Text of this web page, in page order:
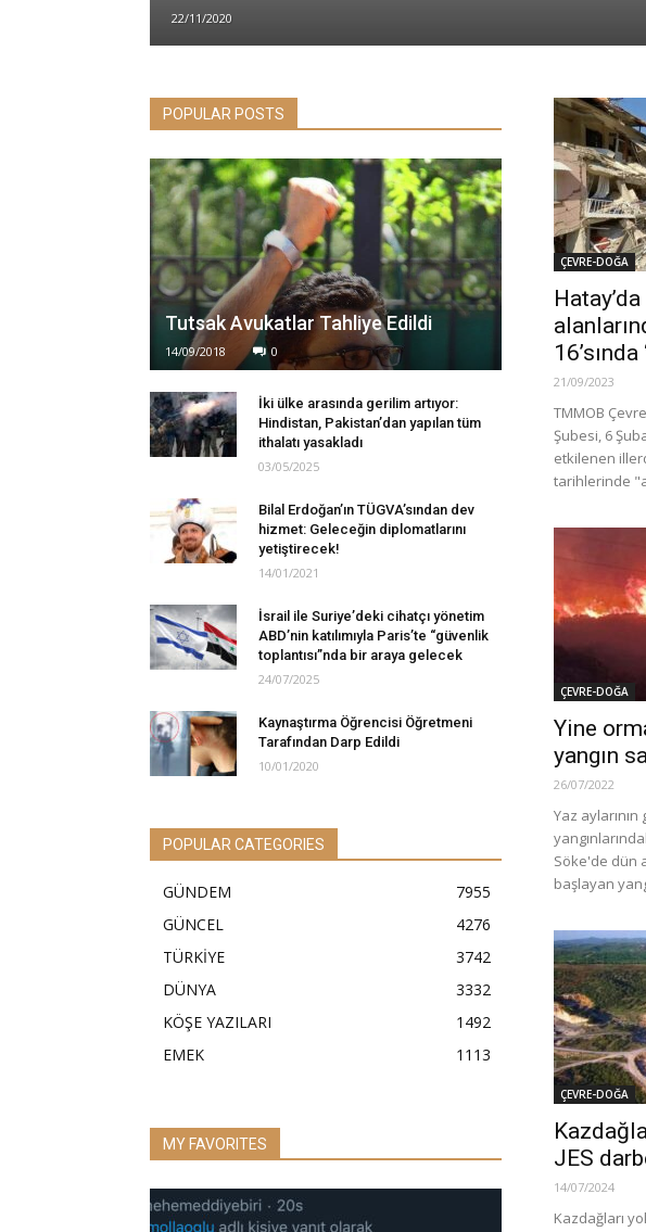
22/11/2020
ÇEVRE-DOĞA
16’sında
21/09/2023
TMMOB
Şubesi, 6
etkilenen
tarihlerinde
ÇEVRE-DOĞA
Yine
yangın
26/07/2022
Yaz
Söke'de dün
başlayan
ÇEVRE-DOĞA
JES
14/07/2024
Kazdağları
POPULAR POSTS
Tutsak Avukatlar Tahliye Edildi
14/09/2018 0
İki ülke arasında gerilim artıyor:
Hindistan, Pakistan’dan yapılan tüm
ithalatı yasakladı
03/05/2025
Bilal Erdoğan’ın TÜGVA’sından dev
hizmet: Geleceğin diplomatlarını
yetiştirecek!
14/01/2021
İsrail ile Suriye’deki cihatçı yönetim
ABD’nin katılımıyla Paris’te “güvenlik
toplantısı”nda bir araya gelecek
24/07/2025
Kaynaştırma Öğrencisi Öğretmeni
Tarafından Darp Edildi
10/01/2020
POPULAR CATEGORIES
GÜNDEM
7955
GÜNCEL
4276
TÜRKİYE
3742
DÜNYA
3332
KÖŞE YAZILARI
1492
EMEK
1113
MY FAVORITES